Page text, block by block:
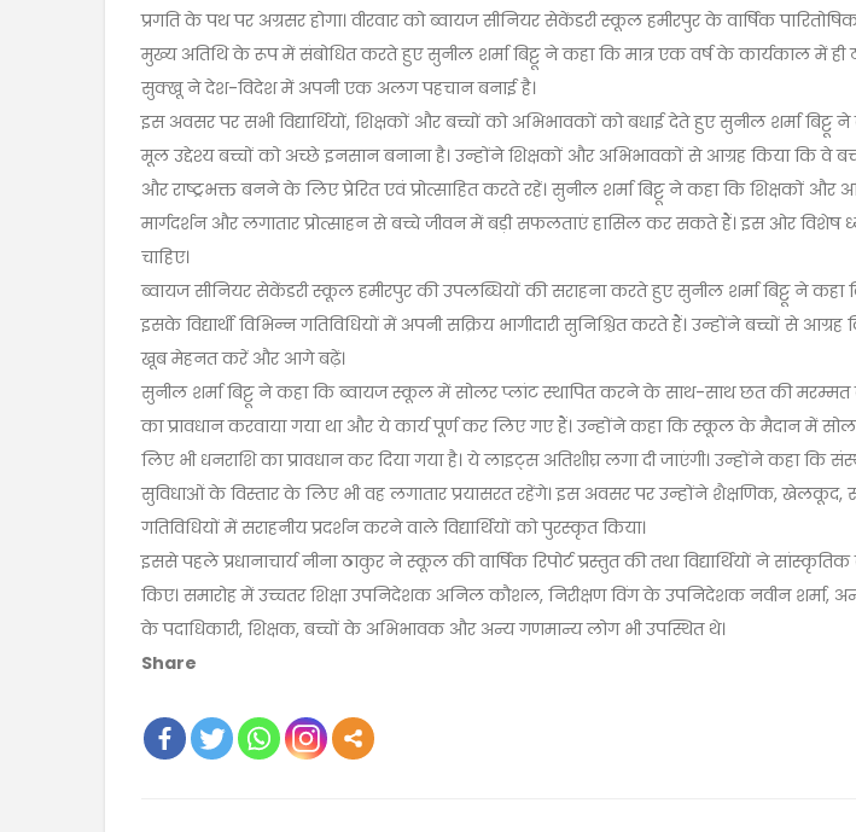
प्रगति के पथ पर अग्रसर होगा। वीरवार को ब्वायज सीनियर सेकेंडरी स्कूल हमीरपुर के वार्षिक
मुख्य अतिथि के रूप में संबोधित करते हुए सुनील शर्मा बिट्टू ने कहा कि मात्र एक वर्ष के कार्यकाल में ही
सुक्खू ने देश-विदेश में अपनी एक अलग पहचान बनाई है।
इस अवसर पर सभी विद्यार्थियों, शिक्षकों और बच्चों को अभिभावकों को बधाई देते हुए सुनील शर्मा बिट्टू ने
मूल उद्देश्य बच्चों को अच्छे इनसान बनाना है। उन्होंने शिक्षकों और अभिभावकों से आग्रह किया कि वे
और राष्ट्रभक्त बनने के लिए प्रेरित एवं प्रोत्साहित करते रहें। सुनील शर्मा बिट्टू ने कहा कि शिक्षकों
मार्गदर्शन और लगातार प्रोत्साहन से बच्चे जीवन में बड़ी सफलताएं हासिल कर सकते हैं। इस ओर विशेष
चाहिए।
ब्वायज सीनियर सेकेंडरी स्कूल हमीरपुर की उपलब्धियों की सराहना करते हुए सुनील शर्मा बिट्टू ने
इसके विद्यार्थी विभिन्न गतिविधियों में अपनी सक्रिय भागीदारी सुनिश्चित करते हैं। उन्होंने बच्चों से
खूब मेहनत करें और आगे बढ़ें।
सुनील शर्मा बिट्टू ने कहा कि ब्वायज स्कूल में सोलर प्लांट स्थापित करने के साथ-साथ छत की मरम्मत
का प्रावधान करवाया गया था और ये कार्य पूर्ण कर लिए गए हैं। उन्होंने कहा कि स्कूल के मैदान में
लिए भी धनराशि का प्रावधान कर दिया गया है। ये लाइट्स अतिशीघ्र लगा दी जाएंगी। उन्होंने कहा कि
सुविधाओं के विस्तार के लिए भी वह लगातार प्रयासरत रहेंगे। इस अवसर पर उन्होंने शैक्षणिक,
गतिविधियों में सराहनीय प्रदर्शन करने वाले विद्यार्थियों को पुरस्कृत किया।
इससे पहले प्रधानाचार्य नीना ठाकुर ने स्कूल की वार्षिक रिपोर्ट प्रस्तुत की तथा विद्यार्थियों ने सांस्कृतिक
किए। समारोह में उच्चतर शिक्षा उपनिदेशक अनिल कौशल, निरीक्षण विंग के उपनिदेशक नवीन शर्मा,
के पदाधिकारी, शिक्षक, बच्चों के अभिभावक और अन्य गणमान्य लोग भी उपस्थित थे।
Share